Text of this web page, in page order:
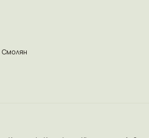
Смолян